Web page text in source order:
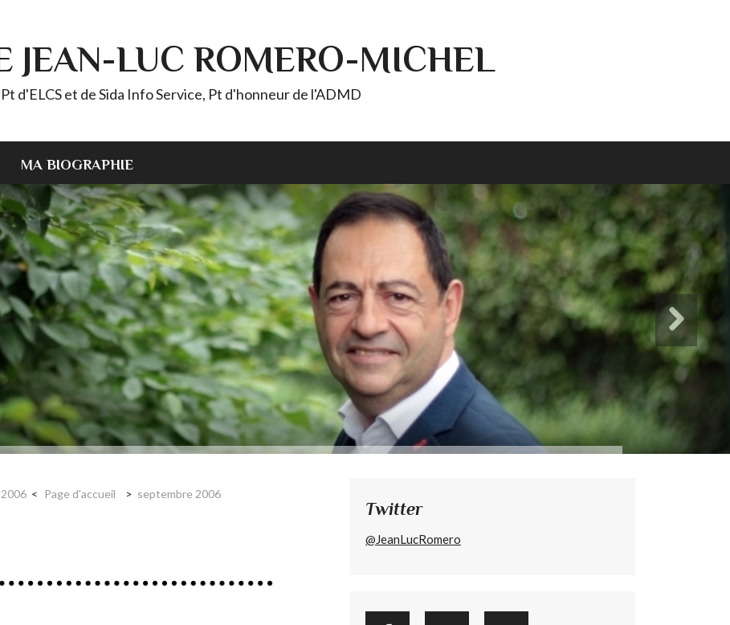
JEAN-LUC ROMERO-MICHEL
d'ELCS et de Sida Info Service, Pt d'honneur de l'ADMD
MA BIOGRAPHIE
Page d'accueil septembre 2006
Twitter
@JeanLucRomero